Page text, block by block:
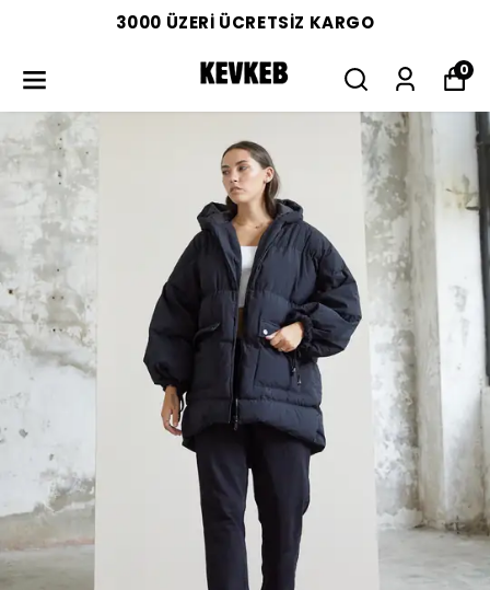
3000 ÜZERİ ÜCRETSİZ KARGO
0